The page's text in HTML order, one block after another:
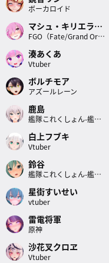
ボーカロイド
マシュ・キリエライト
FGO（Fate/Grand Order）
湊あくあ
Vtuber
ボルチモア
アズールレーン
鹿島
艦隊これくしょん-艦これ-
白上フブキ
Vtuber
鈴谷
艦隊これくしょん-艦これ-
星街すいせい
vtuber
雷電将軍
原神
沙花叉クロヱ
Vtuber